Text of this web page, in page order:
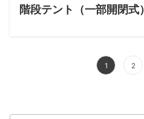
階段テント（一部開閉式）
1 2